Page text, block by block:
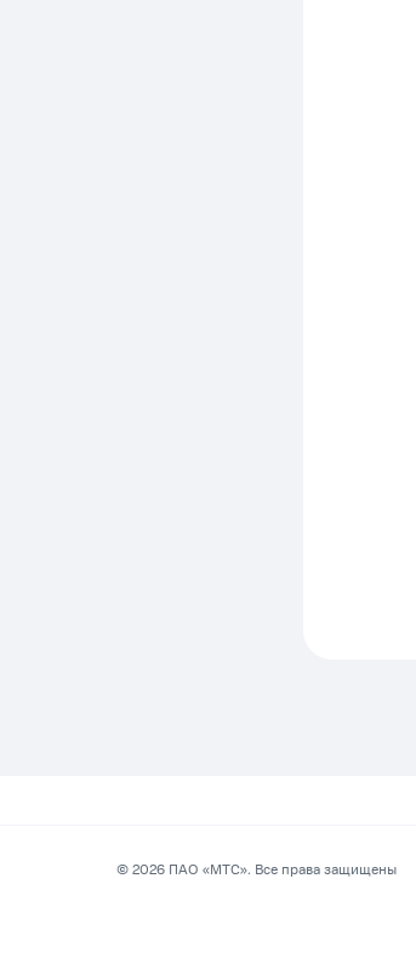
©2026 ПАО «МТС». Все права защищены